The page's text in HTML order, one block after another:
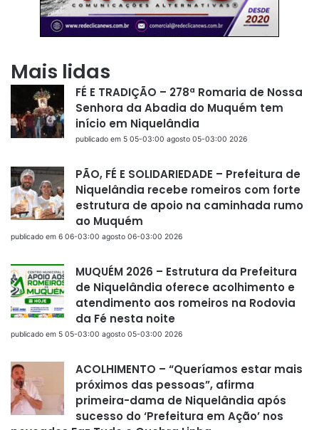
Mais lidas
FÉ E TRADIÇÃO – 278ª Romaria de Nossa
Senhora da Abadia do Muquém tem
início em Niquelândia
publicado em 5 05-03:00 agosto 05-03:00 2026
PÃO, FÉ E SOLIDARIEDADE – Prefeitura de
Niquelândia recebe romeiros com forte
estrutura de apoio na caminhada rumo
ao Muquém
publicado em 6 06-03:00 agosto 06-03:00 2026
MUQUÉM 2026 – Estrutura da Prefeitura
de Niquelândia oferece acolhimento e
atendimento aos romeiros na Rodovia
da Fé nesta noite
publicado em 5 05-03:00 agosto 05-03:00 2026
ACOLHIMENTO – “Queríamos estar mais
próximos das pessoas”, afirma
primeira-dama de Niquelândia após
sucesso do ‘Prefeitura em Ação’ nos